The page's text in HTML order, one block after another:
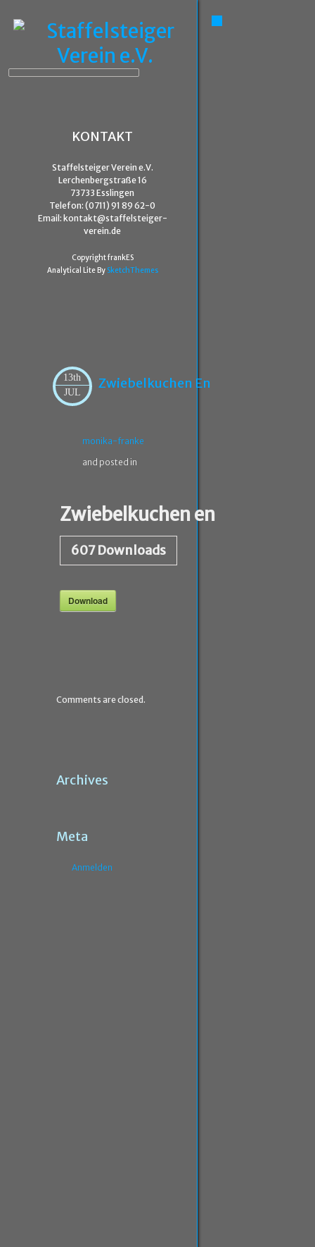
KONTAKT
Staffelsteiger Verein e.V.
Lerchenbergstraße 16
73733 Esslingen
Telefon: (0711) 91 89 62-0
Email: kontakt@staffelsteiger-
verein.de
Copyright frankES
Analytical Lite By SketchThemes
13th
JUL
Zwiebelkuchen En
monika-franke
and posted in
Zwiebelkuchen en
607Downloads
Download
Comments are closed.
Archives
Meta
Anmelden